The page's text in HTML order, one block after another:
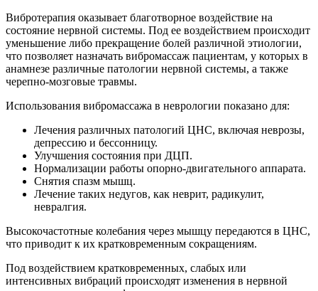
Вибротерапия оказывает благотворное воздействие на
состояние нервной системы. Под ее воздействием происходит
уменьшение либо прекращение болей различной этиологии,
что позволяет назначать вибромассаж пациентам, у которых в
анамнезе различные патологии нервной системы, а также
черепно-мозговые травмы.
Использования вибромассажа в неврологии показано для:
Лечения различных патологий ЦНС, включая неврозы,
депрессию и бессонницу.
Улучшения состояния при ДЦП.
Нормализации работы опорно-двигательного аппарата.
Снятия спазм мышц.
Лечение таких недугов, как неврит, радикулит,
невралгия.
Высокочастотные колебания через мышцу передаются в ЦНС,
что приводит к их кратковременным сокращениям.
Под воздействием кратковременных, слабых или
интенсивных вибраций происходят изменения в нервной